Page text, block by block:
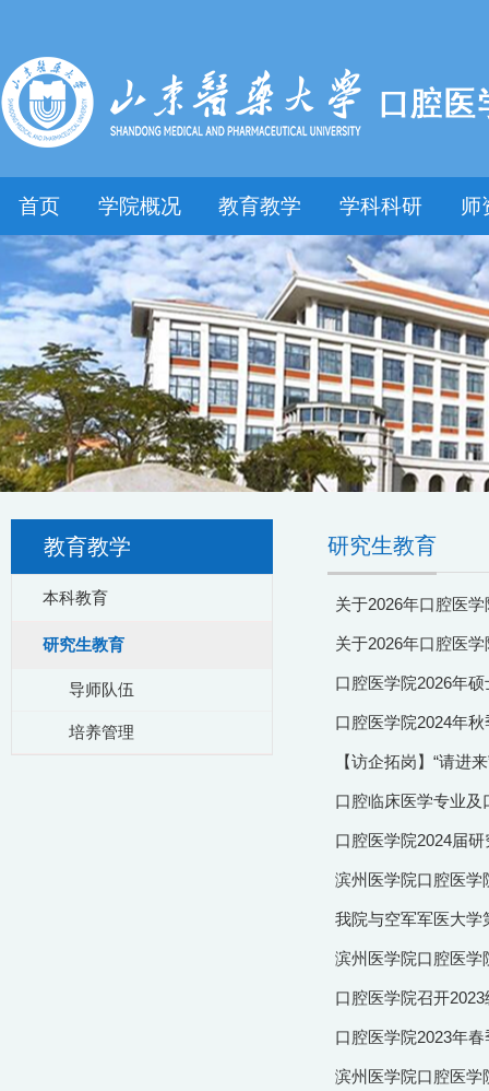
首页 学院概况 教育教学 学科科研 师
教育教学
本科教育
研究生教育
导师队伍
培养管理
研究生教育
关于2026年口腔医
关于2026年口腔医
口腔医学院2026年
口腔医学院2024年
【访企拓岗】“请进
口腔临床医学专业
口腔医学院2024届
滨州医学院口腔医学
我院与空军军医大学
滨州医学院口腔医学
口腔医学院召开
口腔医学院2023年
滨州医学院口腔医学